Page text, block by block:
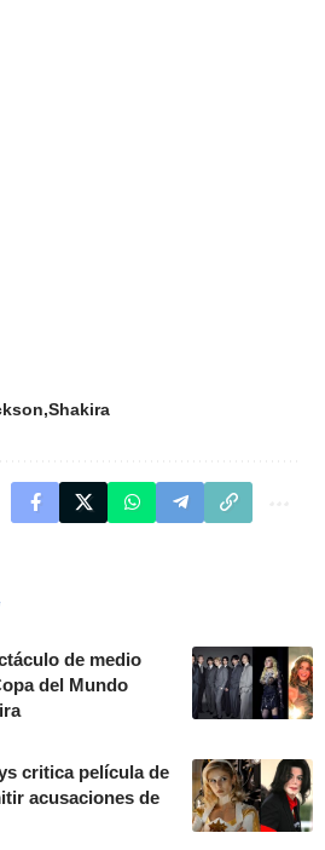
Shakira
de medio
del Mundo
critica película de
acusaciones de